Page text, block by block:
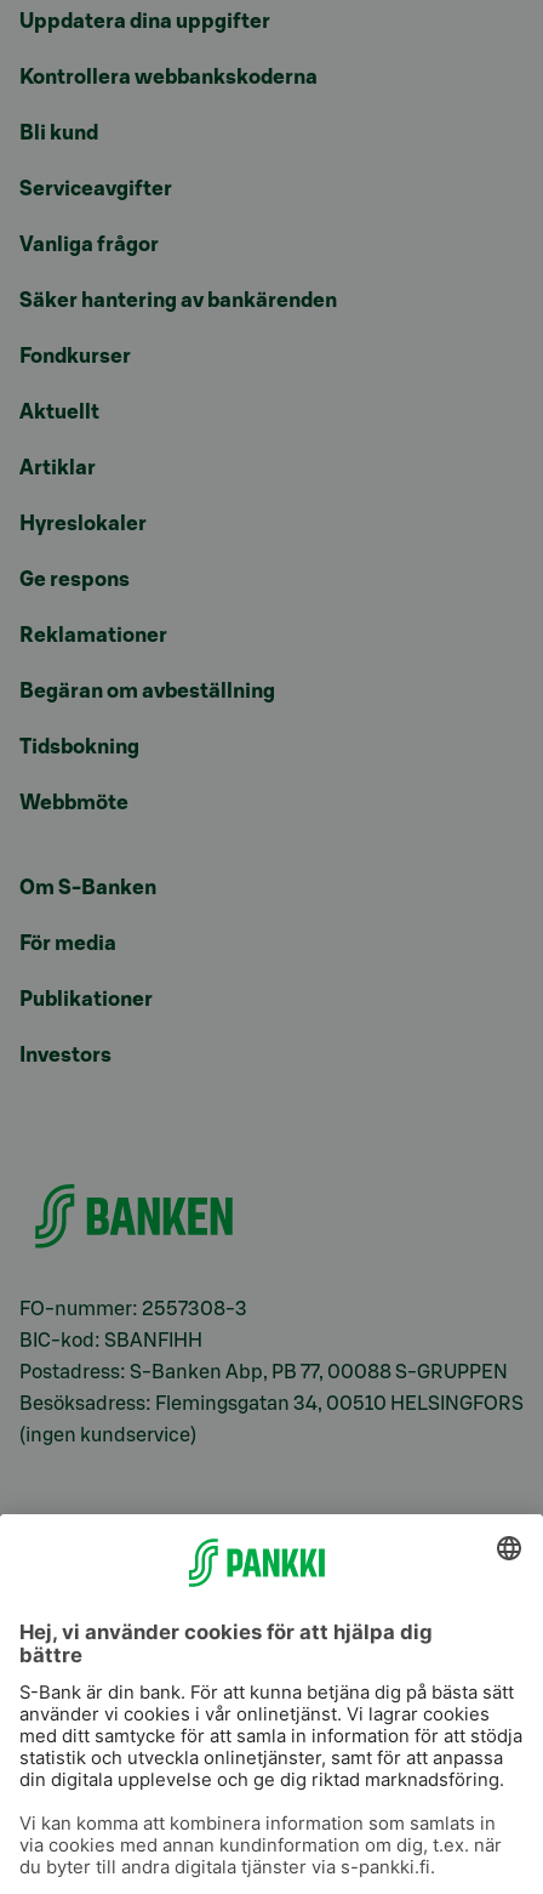
Uppdatera dina uppgifter
Kontrollera webbankskoderna
Bli kund
Serviceavgifter
Vanliga frågor
Säker hantering av bankärenden
Fondkurser
Aktuellt
Artiklar
Hyreslokaler
Ge respons
Reklamationer
Begäran om avbeställning
Tidsbokning
Webbmöte
Om S-Banken
För media
Publikationer
Investors
FO-nummer: 2557308-3
BIC-kod: SBANFIHH
Postadress: S-Banken Abp, PB 77, 00088 S-GRUPPEN
Besöksadress: Flemingsgatan 34, 00510 HELSINGFORS
(ingen kundservice)
S-Prime
Användarvillkor